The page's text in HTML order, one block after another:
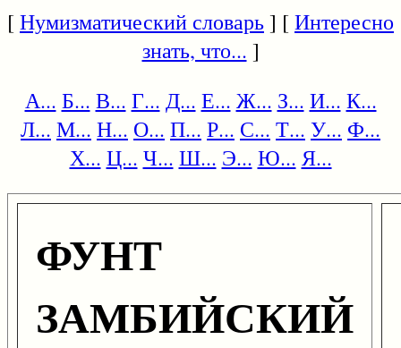
[Нумизматический словарь] [Интересно
знать, что... ]
А... Б... В... Г... Д... Е... Ж... З... И... К...
Л... М... Н... О... П... Р... С... Т... У... Ф...
Х... Ц... Ч... Ш... Э... Ю... Я...
ФУНТ
ЗАМБИЙСКИЙ